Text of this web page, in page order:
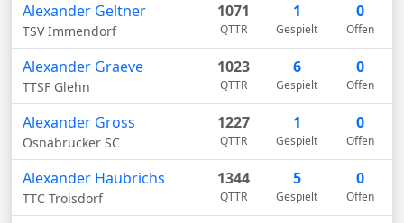
Alexander Geltner
TSV Immendorf
1071
QTTR
1
Gespielt
0
Offen
Alexander Graeve
TTSF Glehn
1023
QTTR
6
Gespielt
0
Offen
Alexander Gross
Osnabrücker SC
1227
QTTR
1
Gespielt
0
Offen
Alexander Haubrichs
TTC Troisdorf
1344
QTTR
5
Gespielt
0
Offen